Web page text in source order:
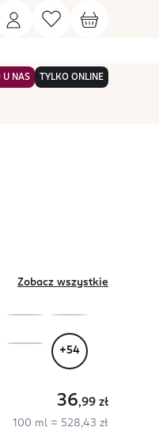
U NAS TYLKO ONLINE
Zobacz wszystkie
+54
36,99 zł
100 ml = 528,43 zł